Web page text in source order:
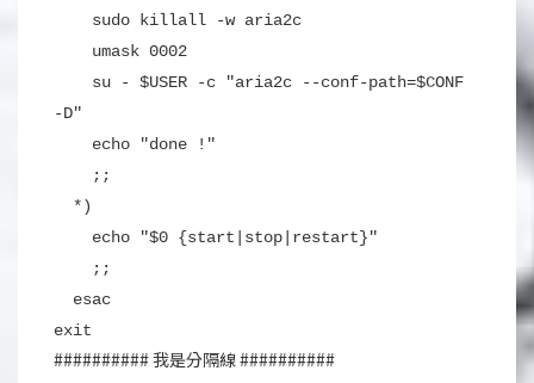
sudo killall -w aria2c
umask 0002
su - $USER -c "aria2c --conf-path=$CONF
-D"
echo "done !"
;;
*)
echo "$0 {start|stop|restart}"
;;
esac
exit
########## 我是分隔線 ##########